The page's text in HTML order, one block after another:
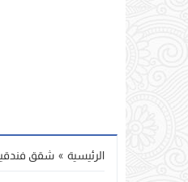
الرئيسية » شقق